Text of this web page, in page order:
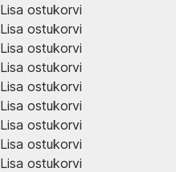
Lisa ostukorvi
Lisa ostukorvi
Lisa ostukorvi
Lisa ostukorvi
Lisa ostukorvi
Lisa ostukorvi
Lisa ostukorvi
Lisa ostukorvi
Lisa ostukorvi